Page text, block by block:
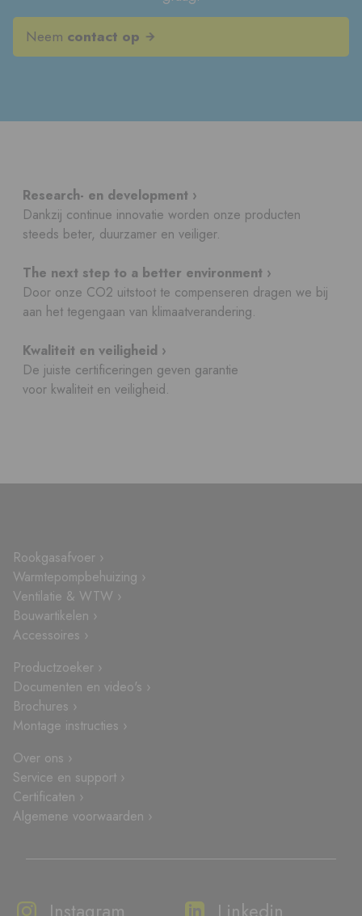
Neem contact op
Research- en development ›
Dankzij continue innovatie worden onze producten
steeds beter, duurzamer en veiliger.
The next step to a better environment ›
Door onze CO2 uitstoot te compenseren dragen we bij
aan het tegengaan van klimaatverandering.
Kwaliteit en veiligheid ›
De juiste certificeringen geven garantie
voor kwaliteit en veiligheid.
Rookgasafvoer ›
Warmtepompbehuizing ›
Ventilatie & WTW ›
Bouwartikelen ›
Accessoires ›
Productzoeker ›
Documenten en video's ›
Brochures ›
Montage instructies ›
Over ons ›
Service en support ›
Certificaten ›
Algemene voorwaarden ›